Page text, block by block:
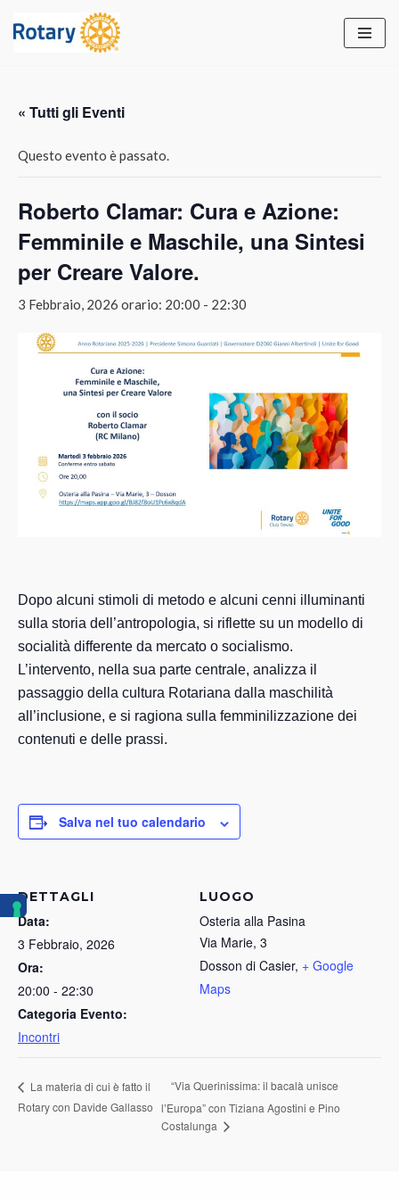
« Tutti gli Eventi
Questo evento è passato.
Roberto Clamar: Cura e Azione:
Femminile e Maschile, una Sintesi
per Creare Valore.
3 Febbraio, 2026 orario: 20:00 - 22:30
Dopo alcuni stimoli di metodo e alcuni cenni illuminanti
sulla storia dell’antropologia, si riflette su un modello di
socialità differente da mercato o socialismo.
L’intervento, nella sua parte centrale, analizza il
passaggio della cultura Rotariana dalla maschilità
all’inclusione, e si ragiona sulla femminilizzazione dei
contenuti e delle prassi.
Salva nel tuo calendario
DETTAGLI
Data:
3 Febbraio, 2026
Ora:
20:00 - 22:30
Categoria Evento:
Incontri
LUOGO
Osteria alla Pasina
Via Marie, 3
Dosson di Casier, + Google
Maps
La materia di cui è fatto il
Rotary con Davide Gallasso
“Via Querinissima: il bacalà unisce
l’Europa” con Tiziana Agostini e Pino
Costalunga